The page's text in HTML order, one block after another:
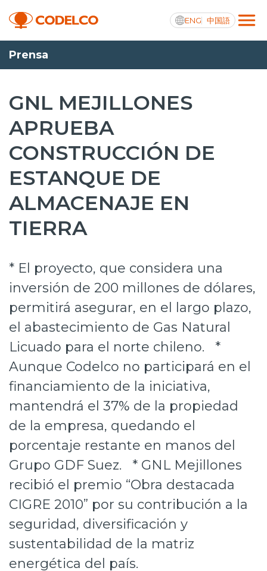
ENG 中国語
Transparencia activa
Nosotros
Operaciones
Proyectos
Sustentabilidad
Innovación
Prensa
Trabaja en Codelco
Transparencia activa
Canales de denuncia
Proveedores
Acceso trabajadores/as
Prensa
GNL MEJILLONES
APRUEBA
CONSTRUCCIÓN DE
ESTANQUE DE
ALMACENAJE EN
TIERRA
* El proyecto, que considera una
inversión de 200 millones de dólares,
permitirá asegurar, en el largo plazo,
el abastecimiento de Gas Natural
Licuado para el norte chileno. *
Aunque Codelco no participará en el
financiamiento de la iniciativa,
mantendrá el 37% de la propiedad
de la empresa, quedando el
porcentaje restante en manos del
Grupo GDF Suez. * GNL Mejillones
recibió el premio “Obra destacada
CIGRE 2010” por su contribución a la
seguridad, diversificación y
sustentabilidad de la matriz
energética del país.